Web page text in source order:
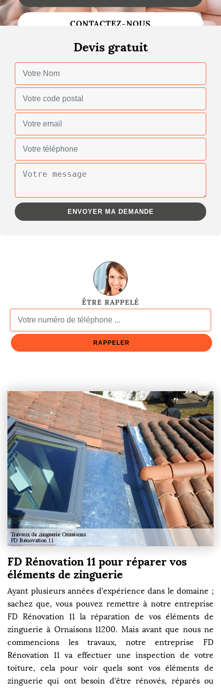
Changement de toiture
Gouttières
Réparation de toiture
CONTACTEZ-NOUS
Devis gratuit
ÊTRE RAPPELÉ
FD Rénovation 11 pour réparer vos
éléments de zinguerie
Ayant plusieurs années d’expérience dans le domaine ;
sachez que, vous pouvez remettre à notre entreprise
FD Rénovation 11 la réparation de vos éléments de
zinguerie à Ornaisons 11200. Mais avant que nous ne
commencions les travaux, notre entreprise FD
Rénovation 11 va effectuer une inspection de votre
toiture, cela pour voir quels sont vos éléments de
zinguerie qui ont besoin d’être rénovés, réparés ou